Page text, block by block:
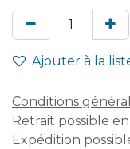
Ajouter à la
Conditions
Retrait possible
Expédition